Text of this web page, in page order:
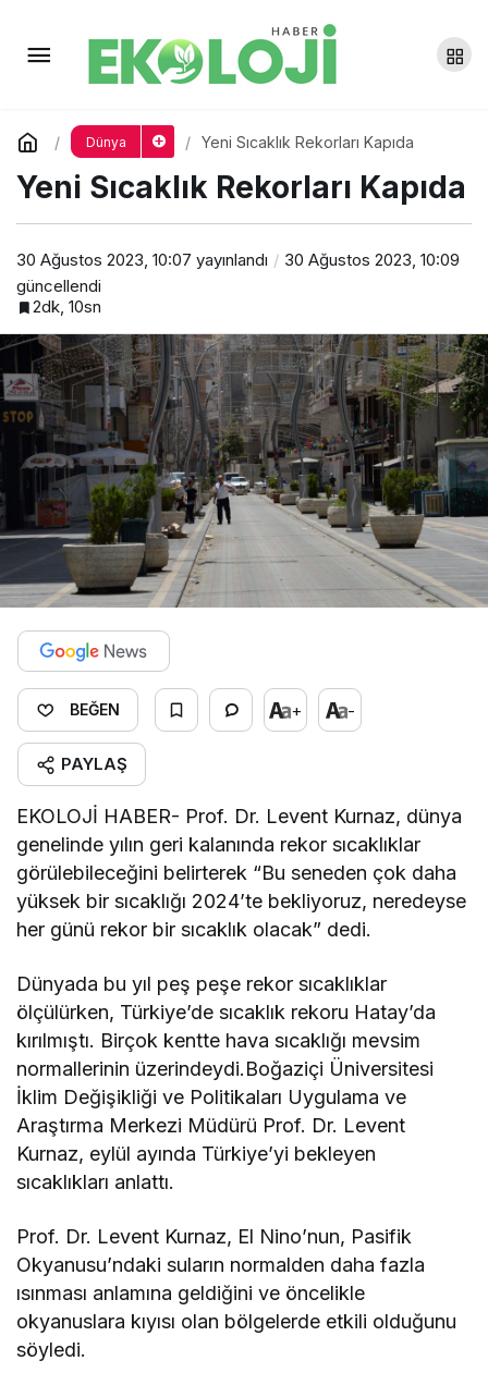
Dünya Yeni Sıcaklık Rekorları Kapıda
Yeni Sıcaklık Rekorları Kapıda
30 Ağustos 2023, 10:07 yayınlandı
30 Ağustos 2023, 10:09
güncellendi
2dk, 10sn
BEĞEN + -
PAYLAŞ
EKOLOJİ HABER- Prof. Dr. Levent Kurnaz, dünya
genelinde yılın geri kalanında rekor sıcaklıklar
görülebileceğini belirterek “Bu seneden çok daha
yüksek bir sıcaklığı 2024’te bekliyoruz, neredeyse
her günü rekor bir sıcaklık olacak” dedi.
Dünyada bu yıl peş peşe rekor sıcaklıklar
ölçülürken, Türkiye’de sıcaklık rekoru Hatay’da
kırılmıştı. Birçok kentte hava sıcaklığı mevsim
normallerinin üzerindeydi.Boğaziçi Üniversitesi
İklim Değişikliği ve Politikaları Uygulama ve
Araştırma Merkezi Müdürü Prof. Dr. Levent
Kurnaz, eylül ayında Türkiye’yi bekleyen
sıcaklıkları anlattı.
Prof. Dr. Levent Kurnaz, El Nino’nun, Pasifik
Okyanusu’ndaki suların normalden daha fazla
ısınması anlamına geldiğini ve öncelikle
okyanuslara kıyısı olan bölgelerde etkili olduğunu
söyledi.
Arjantin’de Yerli halklar
madenciliğe karşı topraklarına sahip
çıkıyor
Yorum Yap Paylaş